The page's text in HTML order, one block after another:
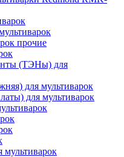
прочие
(ТЭНы) для
для мультиварок
для мультиварок
мультиварок